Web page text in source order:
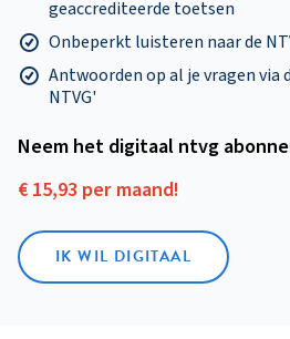
geaccrediteerde toetsen
Onbeperkt luisteren naar de
Antwoorden op al je vragen via
NTVG'
Neem het digitaal ntvg
€ 15,93 per maand!
IK WIL DIGITAAL